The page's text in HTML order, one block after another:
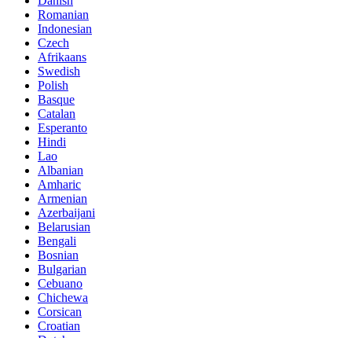
Romanian
Indonesian
Czech
Afrikaans
Swedish
Polish
Basque
Catalan
Esperanto
Hindi
Lao
Albanian
Amharic
Armenian
Azerbaijani
Belarusian
Bengali
Bosnian
Bulgarian
Cebuano
Chichewa
Corsican
Croatian